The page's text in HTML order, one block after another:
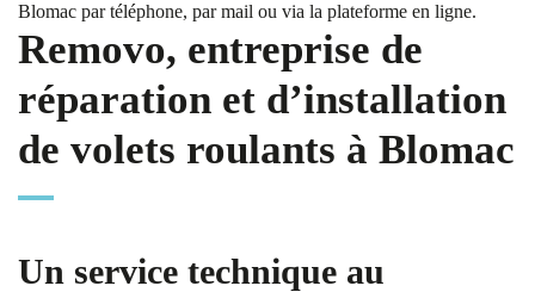
Blomac par téléphone, par mail ou via la plateforme en ligne.
Removo, entreprise de
réparation et d’installation
de volets roulants à Blomac
Un service technique au